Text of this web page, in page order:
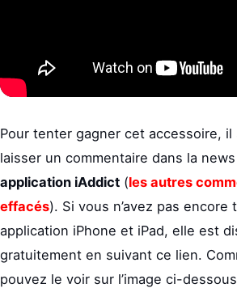
Pour tenter gagner cet accessoire,
laisser un commentaire dans la news
application iAddict (les autres
effacés). Si vous n’avez pas encore
application iPhone et iPad, elle est
gratuitement en suivant ce lien.
pouvez le voir sur l’image ci-